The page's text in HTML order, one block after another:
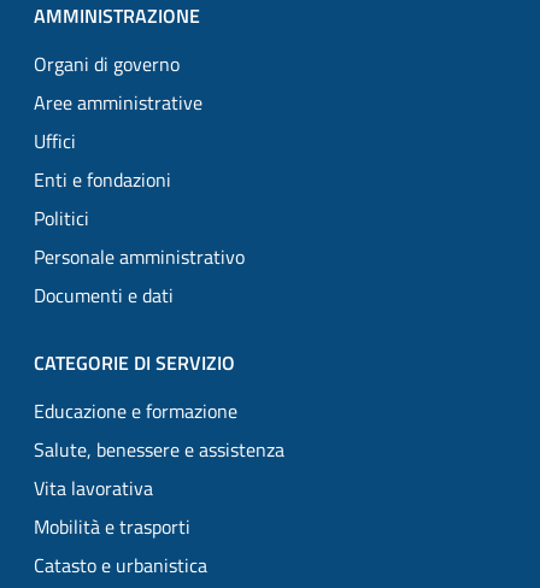
AMMINISTRAZIONE
Organi di governo
Aree amministrative
Uffici
Enti e fondazioni
Politici
Personale amministrativo
Documenti e dati
CATEGORIE DI SERVIZIO
Educazione e formazione
Salute, benessere e assistenza
Vita lavorativa
Mobilità e trasporti
Catasto e urbanistica